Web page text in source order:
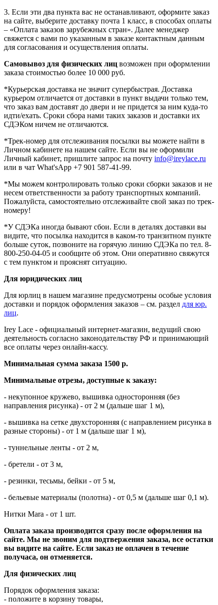
3. Если эти два пункта вас не останавливают, оформите заказ
на сайте, выберите доставку почта 1 класс, в способах оплаты
– «Оплата заказов зарубежных стран». Далее менеджер
свяжется с вами по указанным в заказе контактным данным
для согласования и осуществления оплаты.
Самовывоз для физических лиц возможен при оформлении
заказа стоимостью более 10 000 руб.
*Курьерская доставка не значит супербыстрая. Доставка
курьером отличается от доставки в пункт выдачи только тем,
что заказ вам доставят до двери и не придется за ним куда-то
идти/ехать. Сроки сбора нами таких заказов и доставки их
СДЭКом ничем не отличаются.
*Трек-номер для отслеживания посылки вы можете найти в
Личном кабинете на нашем сайте. Если вы не оформили
Личный кабинет, пришлите запрос на почту info@ireylace.ru
или в чат What'sApp +7 901 587-41-99.
*Мы можем контролировать только сроки сборки заказов и не
несем ответственности за работу транспортных компаний.
Пожалуйста, самостоятельно отслеживайте свой заказ по трек-
номеру!
*У СДЭКа иногда бывают сбои. Если в деталях доставки вы
видите, что посылка находится в каком-то транзитном пункте
больше суток, позвоните на горячую линию СДЭКа по тел. 8-
800-250-04-05 и сообщите об этом. Они оперативно свяжутся
с тем пунктом и прояснят ситуацию.
Для юридических лиц
Для юрлиц в нашем магазине предусмотрены особые условия
доставки и порядок оформления заказов – см. раздел для юр.
лиц.
Irey Lace - официальный интернет-магазин, ведущий свою
деятельность согласно законодательству РФ и принимающий
все оплаты через онлайн-кассу.
Минимальная сумма заказа 1500 р.
Минимальные отрезы, доступные к заказу:
- некупонное кружево, вышивка односторонняя (без
направления рисунка) - от 2 м (дальше шаг 1 м),
- вышивка на сетке двухсторонняя (с направлением рисунка в
разные стороны) - от 1 м (дальше шаг 1 м),
- туннельные ленты - от 2 м,
- бретели - от 3 м,
- резинки, тесьмы, бейки - от 5 м,
- бельевые материалы (полотна) - от 0,5 м (дальше шаг 0,1 м).
Нитки Mara - от 1 шт.
Оплата заказа производится сразу после оформления на
сайте. Мы не звоним для подтвержения заказа, все остатки
вы видите на сайте. Если заказ не оплачен в течение
получаса, он отменяется.
Для физических лиц
Порядок оформления заказа:
- положите в корзину товары,